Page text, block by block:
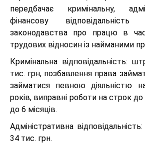
передбачає кримінальну,
фінансову
законодавства про працю в
трудових відносин із найманими
Кримінальна відповідальність:
тис. грн, позбавлення права
займатися певною діяльністю
років, виправні роботи на строк
до 6 місяців.
Адміністративна
34 тис. грн.